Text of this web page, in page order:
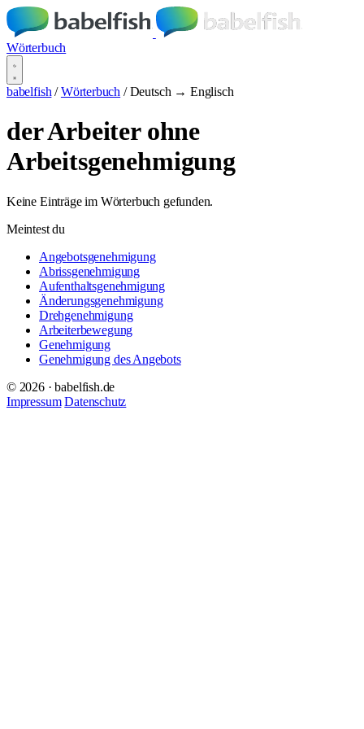
Wörterbuch
babelfish / Wörterbuch / Deutsch → Englisch
der Arbeiter ohne
Arbeitsgenehmigung
Keine Einträge im Wörterbuch gefunden.
Meintest du
Angebotsgenehmigung
Abrissgenehmigung
Aufenthaltsgenehmigung
Änderungsgenehmigung
Drehgenehmigung
Arbeiterbewegung
Genehmigung
Genehmigung des Angebots
© 2026 · babelfish.de
Impressum Datenschutz